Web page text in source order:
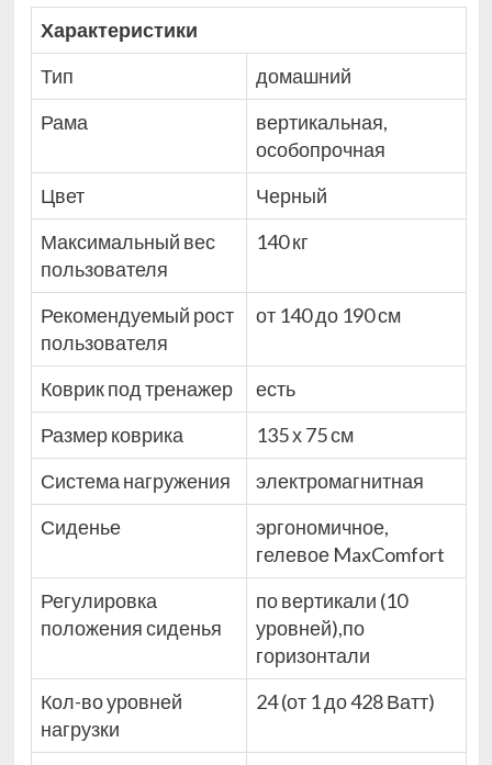
Характеристики
Тип
домашний
Рама
вертикальная,
особопрочная
Цвет
Черный
Максимальный вес
пользователя
140 кг
Рекомендуемый рост
пользователя
от 140 до 190 см
Коврик под тренажер
есть
Размер коврика
135 х 75 см
Система нагружения
электромагнитная
Сиденье
эргономичное,
гелевое MaxComfort
Регулировка
положения сиденья
по вертикали (10
уровней),по
горизонтали
Кол-во уровней
нагрузки
24 (от 1 до 428 Ватт)